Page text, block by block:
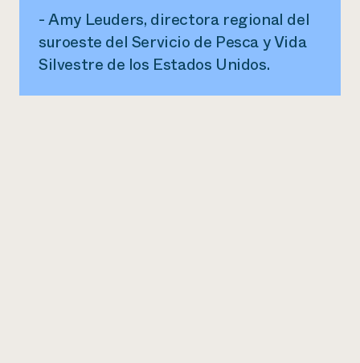
- Amy Leuders, directora regional del
suroeste del Servicio de Pesca y Vida
Silvestre de los Estados Unidos.